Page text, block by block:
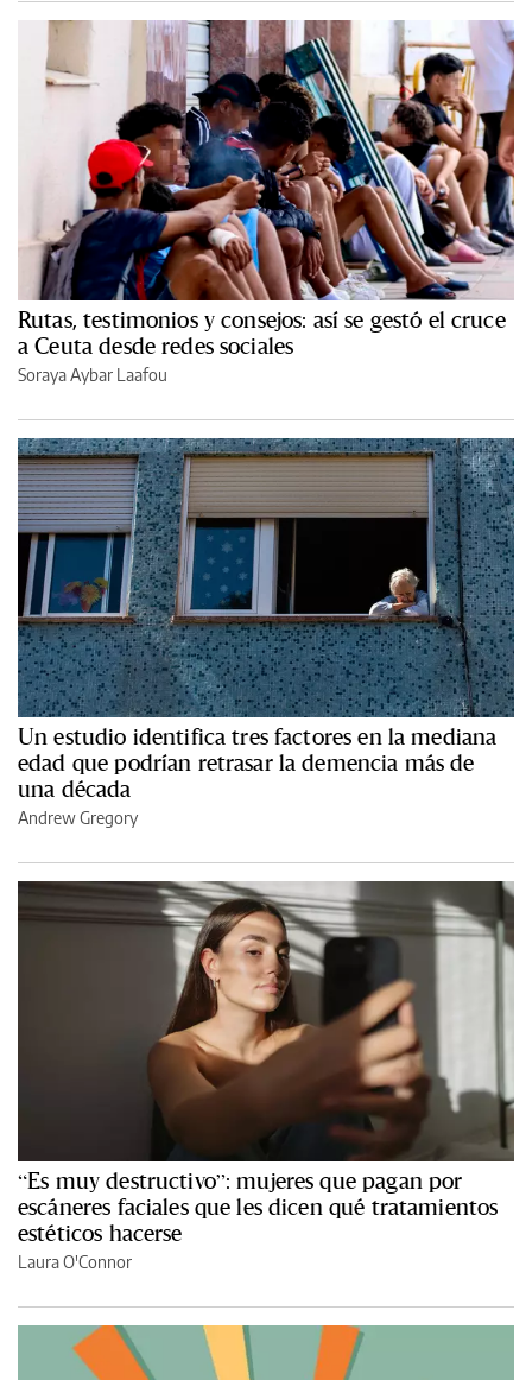
Rutas, testimonios y consejos: así se gestó el cruce
a Ceuta desde redes sociales
Soraya Aybar Laafou
Un estudio identifica tres factores en la mediana
edad que podrían retrasar la demencia más de
una década
Andrew Gregory
“Es muy destructivo”: mujeres que pagan por
escáneres faciales que les dicen qué tratamientos
estéticos hacerse
Laura O'Connor